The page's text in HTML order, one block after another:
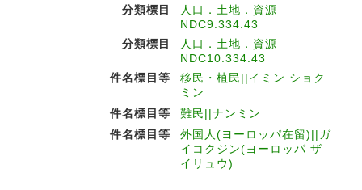
分類標目
人口．土地．資源
NDC9:334.43
分類標目
人口．土地．資源
NDC10:334.43
件名標目等
移民・植民||イミン ショク
ミン
件名標目等
難民||ナンミン
件名標目等
外国人(ヨーロッパ在留)||ガ
イコクジン(ヨーロッパ ザ
イリュウ)